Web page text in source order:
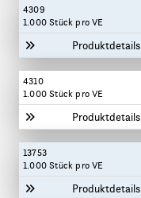
4309
1.000 Stück pro VE
Produktdetails
4310
1.000 Stück pro VE
Produktdetails
13753
1.000 Stück pro VE
Produktdetails